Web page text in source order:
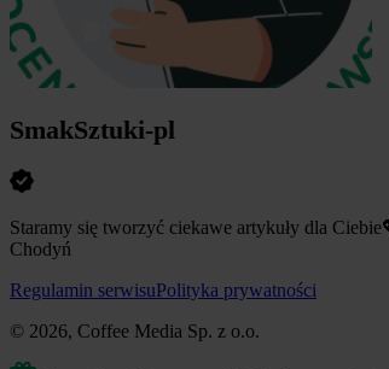
SmakSztuki-pl
Staramy się tworzyć ciekawe artykuły dla
Chodyń
Regulamin serwisuPolityka prywatności
© 2026, Coffee Media Sp. z o.o.